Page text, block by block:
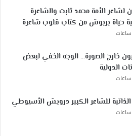
لشاعر الأمة محمد ثابت والشاعرة
حياة بربوش من كتاب قلوب شاعرة
خارج الصورة… الوجه الخفي لبعض
الدولية
للشاعر الكبير درويش الأسيوطي